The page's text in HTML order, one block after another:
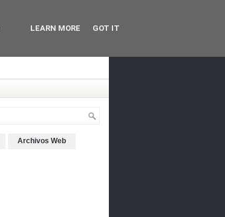
Archivos Web
LEARN MORE GOT IT